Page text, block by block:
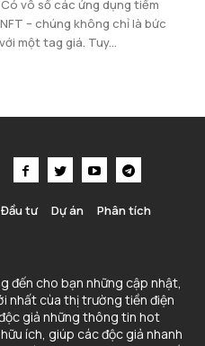
vô số các ứng dụng tiềm
– chúng không chỉ là bức
một tag giá. Tuy...
Đầu tư Dự án Phân tích
đến cho bạn những cập nhật,
nhất cùa thị trường tiền điện
giả những thông tin hot
ích, giúp các độc giả nhanh